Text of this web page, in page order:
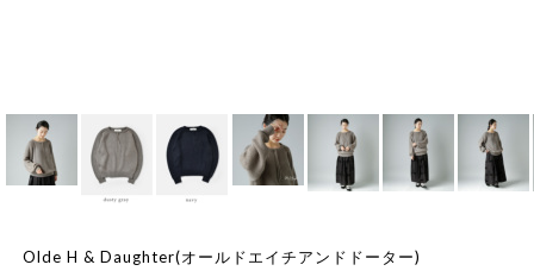
Olde H & Daughter(オールドエイチアンドドーター)